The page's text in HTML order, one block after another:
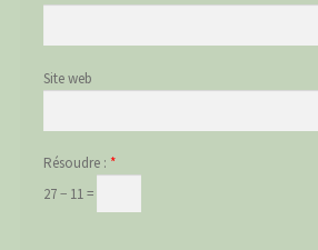
Site web
Résoudre : *
27 − 11 =